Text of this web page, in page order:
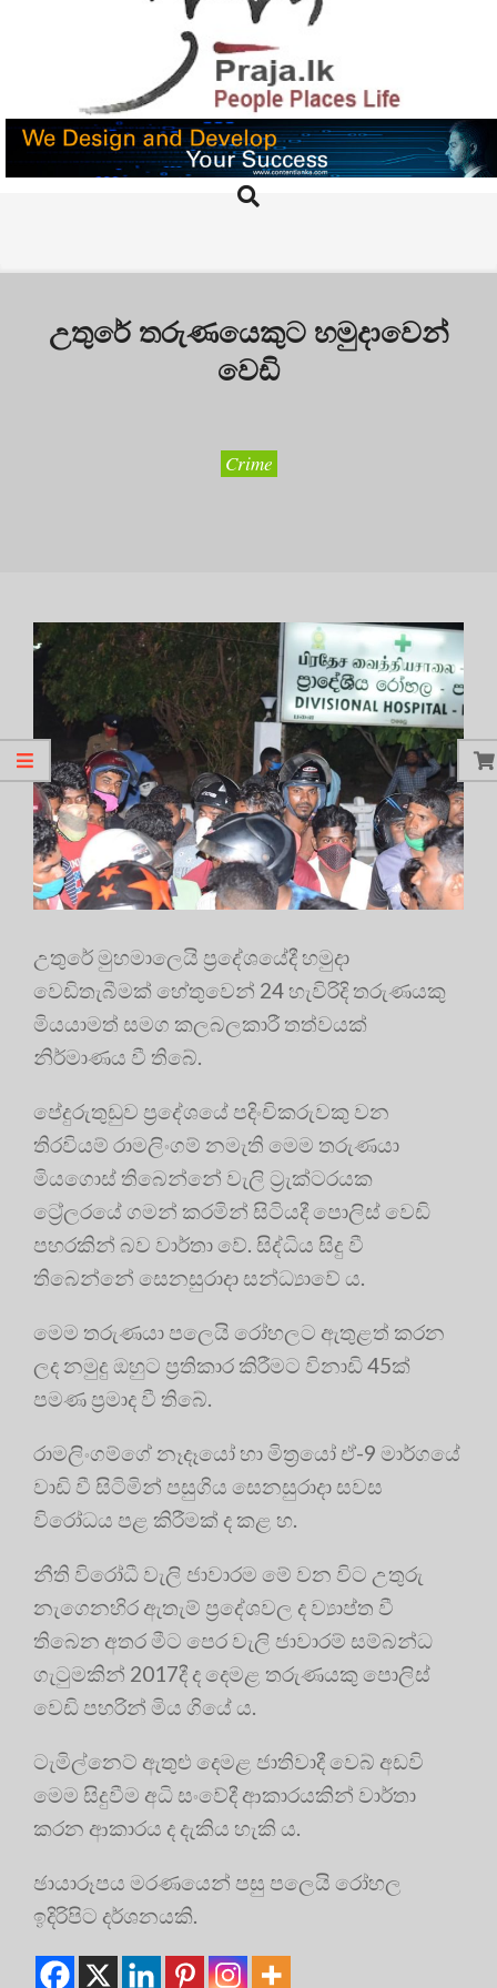
PRAJA.LK
Search
උතුරේ තරුණයෙකුට හමුදාවෙන්
වෙඩි
Crime
උතුරේ මුහමාලෙයි ප්‍රදේශයේදී හමුදා
වෙඩිතැබීමක් හේතුවෙන් 24 හැවිරිදි තරුණයකු
මියයාමත් සමග කලබලකාරී තත්වයක්
නිර්මාණය වී තිබේ.
පේදුරුතුඩුව ප්‍රදේශයේ පදිංචිකරුවකු වන
තිරවියම් රාමලිංගම් නමැති මෙම තරුණයා
මියගොස් තිබෙන්නේ වැලි ට්‍රැක්ටරයක
ට්‍රේලරයේ ගමන් කරමින් සිටියදී පොලිස් වෙඩි
පහරකින් බව වාර්තා වේ. සිද්ධිය සිදු වී
තිබෙන්නේ සෙනසුරාදා සන්ධ්‍යාවේ ය.
මෙම තරුණයා පලෙයි රෝහලට ඇතුළත් කරන
ලද නමුදු ඔහුට ප්‍රතිකාර කිරීමට විනාඩි 45ක්
පමණ ප්‍රමාද වී තිබේ.
රාමලිංගම්ගේ නෑදෑයෝ හා මිත්‍රයෝ ඒ-9 මාර්ගයේ
වාඩි වී සිටිමින් පසුගිය සෙනසුරාදා සවස
විරෝධය පළ කිරීමක් ද කළ හ.
නීති විරෝධී වැලි ජාවාරම මේ වන විට උතුරු
නැගෙනහිර ඇතැම් ප්‍රදේශවල ද ව්‍යාප්ත වී
තිබෙන අතර මීට පෙර වැලි ජාවාරම් සම්බන්ධ
ගැටුමකින් 2017දී ද දෙමළ තරුණයකු පොලිස්
වෙඩි පහරින් මිය ගියේ ය.
ටැමිල්නෙට් ඇතුළු දෙමළ ජාතිවාදී වෙබ් අඩවි
මෙම සිදුවීම අධි සංවේදී ආකාරයකින් වාර්තා
කරන ආකාරය ද දැකිය හැකි ය.
ඡායාරූපය මරණයෙන් පසු පලෙයි රෝහල
ඉදිරිපිට දර්ශනයකි.